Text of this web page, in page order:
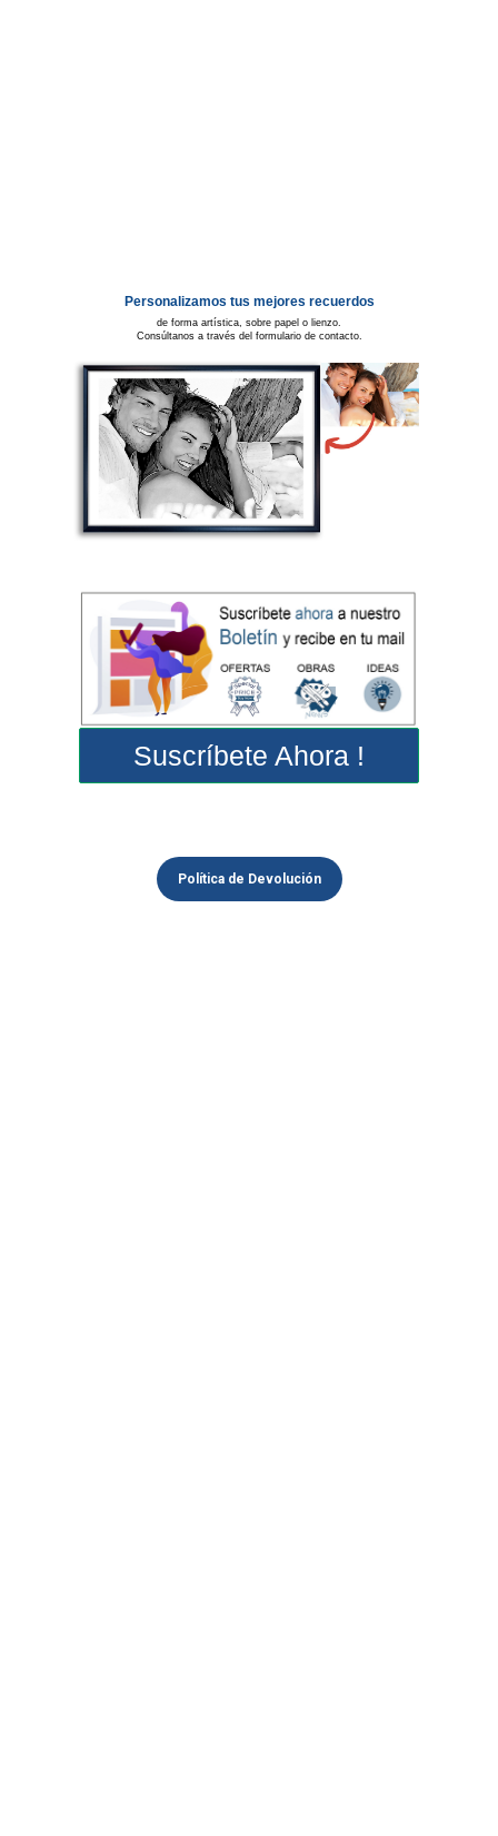
Política de Devolución
Suscríbete Ahora !
Personalizamos tus mejores recuerdos
de forma artística, sobre papel o lienzo.
Consúltanos a través del formulario de contacto.